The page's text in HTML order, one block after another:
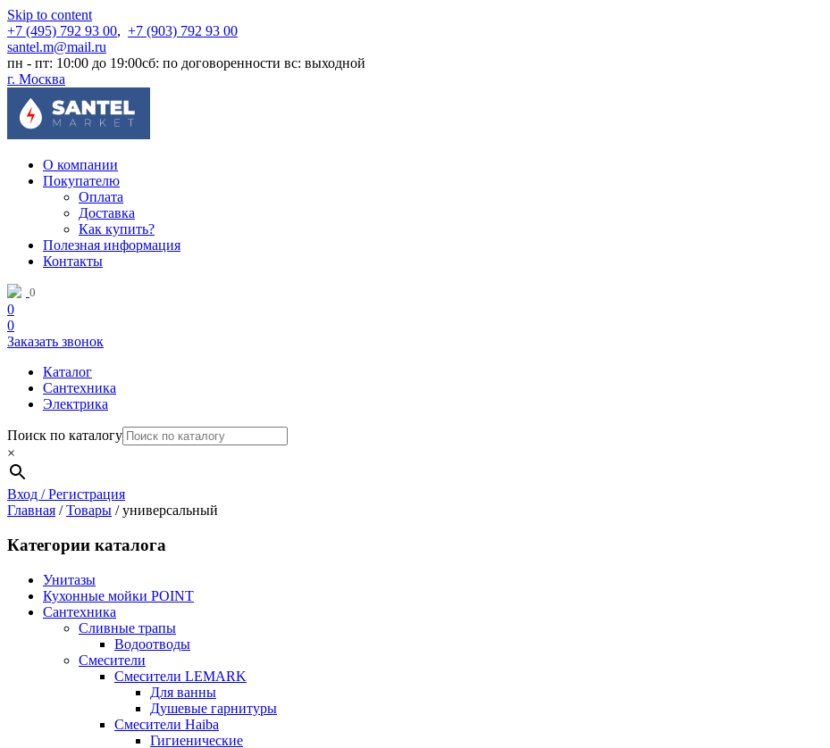
Skip to content
+7 (495) 792 93 00, +7 (903) 792 93 00
santel.m@mail.ru
пн - пт: 10:00 до 19:00сб: по договоренности вс: выходной
г. Москва
О компании
Покупателю
Оплата
Доставка
Как купить?
Полезная информация
Контакты
0
0
0
Заказать звонок
Каталог
Сантехника
Электрика
Поиск по каталогу
×
Вход / Регистрация
Главная /Товары /универсальный
Категории каталога
Унитазы
Кухонные мойки POINT
Сантехника
Сливные трапы
Водоотводы
Смесители
Смесители LEMARK
Для ванны
Душевые гарнитуры
Смесители Haiba
Гигиенические